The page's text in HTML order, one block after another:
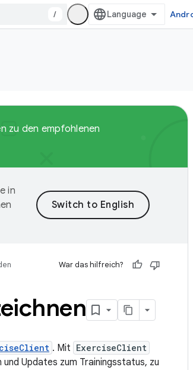
/
zu den empfohlenen
in
War das hilfreich?
. Mit ExerciseClient
und Updates zum Trainingsstatus, zu